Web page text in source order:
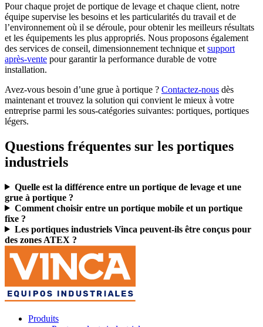
Pour chaque projet de portique de levage et chaque client, notre
équipe supervise les besoins et les particularités du travail et de
l’environnement où il se déroule, pour obtenir les meilleurs résultats
et les équipements les plus appropriés. Nous proposons également
des services de conseil, dimensionnement technique et support
après-vente pour garantir la performance durable de votre
installation.
Avez-vous besoin d’une grue à portique ? Contactez-nous dès
maintenant et trouvez la solution qui convient le mieux à votre
entreprise parmi les sous-catégories suivantes: portiques, portiques
légers.
Questions fréquentes sur les portiques
industriels
Quelle est la différence entre un portique de levage et une
grue à portique ?
Comment choisir entre un portique mobile et un portique
fixe ?
Les portiques industriels Vinca peuvent-ils être conçus pour
des zones ATEX ?
Produits